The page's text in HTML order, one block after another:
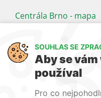
Centrála Brno - mapa
Sledujte nás
LinkedIn Facebook
SOUHLAS SE
Aby se
používal
Pro co